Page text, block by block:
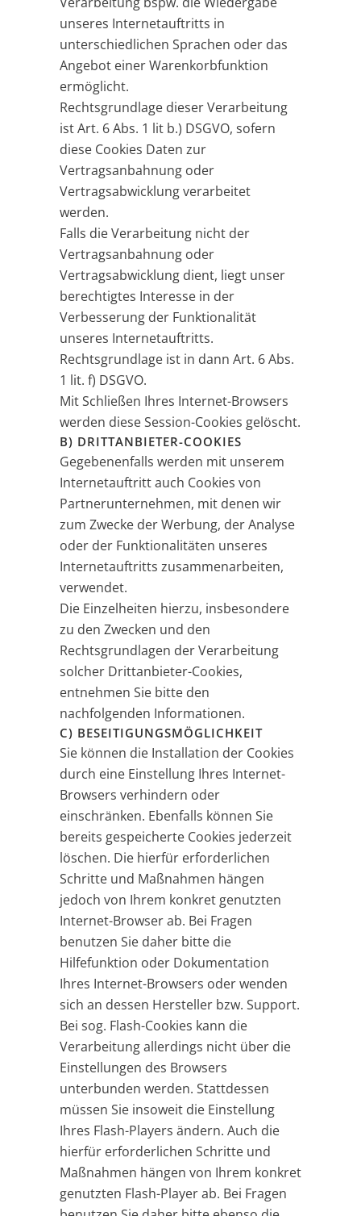
unseres Internetauftritts in
unterschiedlichen Sprachen oder das
Angebot einer Warenkorbfunktion
ermöglicht.
Rechtsgrundlage dieser Verarbeitung
ist Art. 6 Abs. 1 lit b.) DSGVO, sofern
diese Cookies Daten zur
Vertragsanbahnung oder
Vertragsabwicklung verarbeitet
werden.
Falls die Verarbeitung nicht der
Vertragsanbahnung oder
Vertragsabwicklung dient, liegt unser
berechtigtes Interesse in der
Verbesserung der Funktionalität
unseres Internetauftritts.
Rechtsgrundlage ist in dann Art. 6 Abs.
1 lit. f) DSGVO.
Mit Schließen Ihres Internet-Browsers
werden diese Session-Cookies gelöscht.
B) DRITTANBIETER-COOKIES
Gegebenenfalls werden mit unserem
Internetauftritt auch Cookies von
Partnerunternehmen, mit denen wir
zum Zwecke der Werbung, der Analyse
oder der Funktionalitäten unseres
Internetauftritts zusammenarbeiten,
verwendet.
Die Einzelheiten hierzu, insbesondere
zu den Zwecken und den
Rechtsgrundlagen der Verarbeitung
solcher Drittanbieter-Cookies,
entnehmen Sie bitte den
nachfolgenden Informationen.
C) BESEITIGUNGSMÖGLICHKEIT
Sie können die Installation der Cookies
durch eine Einstellung Ihres Internet-
Browsers verhindern oder
einschränken. Ebenfalls können Sie
bereits gespeicherte Cookies jederzeit
löschen. Die hierfür erforderlichen
Schritte und Maßnahmen hängen
jedoch von Ihrem konkret genutzten
Internet-Browser ab. Bei Fragen
benutzen Sie daher bitte die
Hilfefunktion oder Dokumentation
Ihres Internet-Browsers oder wenden
sich an dessen Hersteller bzw. Support.
Bei sog. Flash-Cookies kann die
Verarbeitung allerdings nicht über die
Einstellungen des Browsers
unterbunden werden. Stattdessen
müssen Sie insoweit die Einstellung
Ihres Flash-Players ändern. Auch die
hierfür erforderlichen Schritte und
Maßnahmen hängen von Ihrem konkret
genutzten Flash-Player ab. Bei Fragen